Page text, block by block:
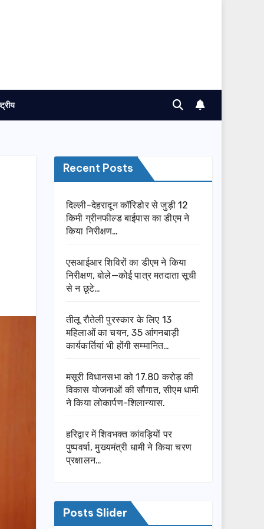
Recent Posts
दिल्ली-देहरादून कॉरिडोर से जुड़ी 12
किमी ग्रीनफील्ड बाईपास का डीएम ने
किया निरीक्षण…
एसआईआर शिविरों का डीएम ने किया
निरीक्षण, बोले—कोई पात्र मतदाता सूची
से न छूटे…
तीलू रौतेली पुरस्कार के लिए 13
महिलाओं का चयन, 35 आंगनबाड़ी
कार्यकर्तियां भी होंगी सम्मानित…
मसूरी विधानसभा को 17.80 करोड़ की
विकास योजनाओं की सौगात, सीएम धामी
ने किया लोकार्पण-शिलान्यास.
हरिद्वार में शिवभक्त कांवड़ियों पर
पुष्पवर्षा, मुख्यमंत्री धामी ने किया चरण
प्रक्षालन…
Posts Slider